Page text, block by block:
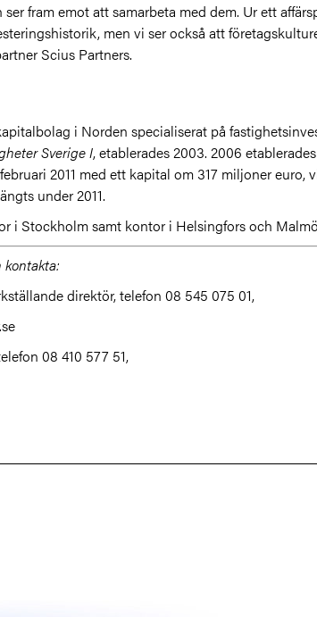
fram emot att samarbeta med dem. Ur ett
men vi ser också att
Scius Partners.
i Norden specialiserat på
Sverige I, etablerades 2003. 2006 etablerades
2011 med ett kapital om 317 miljoner
under 2011.
i Stockholm samt kontor i Helsingfors och
direktör, telefon 08 545 075 01,
08 410 577 51,